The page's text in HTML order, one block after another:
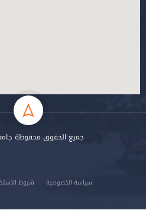
جميع الحقوق محفوظة جامعة
سياسة الخصوصية شروط